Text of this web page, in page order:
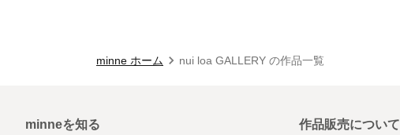
minne ホーム nui loa GALLERY の作品一覧
minneを知る 作品販売について